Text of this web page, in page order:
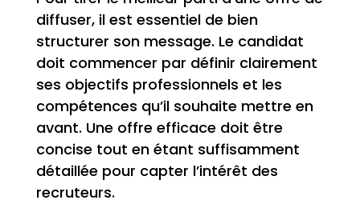
diffuser, il est essentiel de bien
structurer son message. Le candidat
doit commencer par définir clairement
ses objectifs professionnels et les
compétences qu’il souhaite mettre en
avant. Une offre efficace doit être
concise tout en étant suffisamment
détaillée pour capter l’intérêt des
recruteurs.